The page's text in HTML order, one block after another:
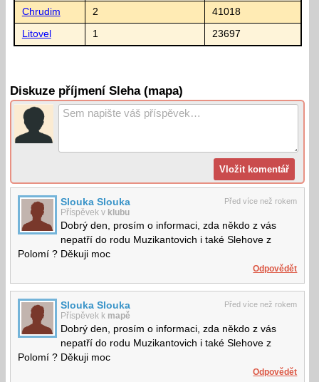
Chrudim 2 41018
Litovel 1 23697
Diskuze příjmení Sleha (mapa)
Před více než rokem
Slouka Slouka
Příspěvek v klubu
Dobrý den, prosím o informaci, zda někdo z vás
nepatří do rodu Muzikantovich i také Slehove z
Polomí ? Děkuji moc
Odpovědět
Před více než rokem
Slouka Slouka
Příspěvek k mapě
Dobrý den, prosím o informaci, zda někdo z vás
nepatří do rodu Muzikantovich i také Slehove z
Polomí ? Děkuji moc
Odpovědět